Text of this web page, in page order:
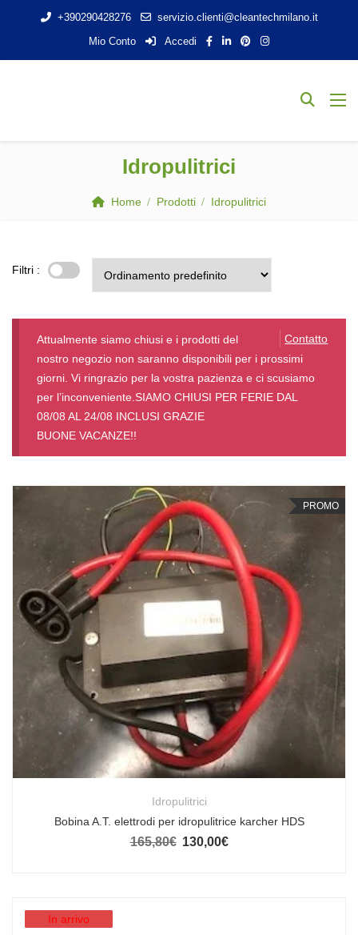
+390290428276
servizio.clienti@cleantechmilano.it
Mio Conto
Accedi
Idropulitrici
Home Prodotti Idropulitrici
Filtri :
Contatto
Attualmente siamo chiusi e i prodotti del
nostro negozio non saranno disponibili per i prossimi
giorni. Vi ringrazio per la vostra pazienza e ci scusiamo
per l’inconveniente.SIAMO CHIUSI PER FERIE DAL
08/08 AL 24/08 INCLUSI GRAZIE
BUONE VACANZE!!
PROMO
Idropulitrici
Bobina A.T. elettrodi per idropulitrice karcher HDS
165,80€ Il prezzo originale era: 165,80€.
130,00€
In arrivo
In arrivo